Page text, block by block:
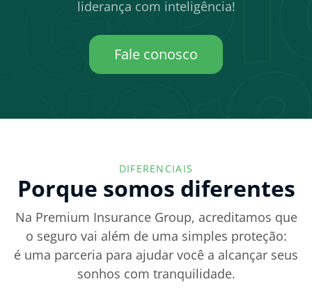
liderança com inteligência!
Fale conosco
DIFERENCIAIS
Porque somos diferentes
Na Premium Insurance Group, acreditamos que
o seguro vai além de uma simples proteção:
é uma parceria para ajudar você a alcançar seus
sonhos com tranquilidade.